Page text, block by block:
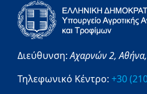
Διεύθυνση:Αχαρνών 2,Αθήνα,
Τηλεφωνικό Κέντρο: +30